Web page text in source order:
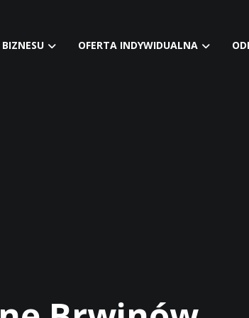
OFERTA INDYWIDUALNA